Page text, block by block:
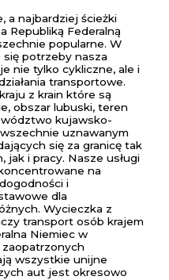
a najbardziej ścieżki
Republiką Federalną
popularne. W
potrzeby nasza
nie tylko cykliczne, ale i
transportowe.
z krain które są
obszar lubuski, teren
kujawsko-
uznawanym
się za granicę tak
i pracy. Nasze usługi
na
i
dla
Wycieczka z
transport osób krajem
Niemiec w
wszystkie unijne
aut jest okresowo